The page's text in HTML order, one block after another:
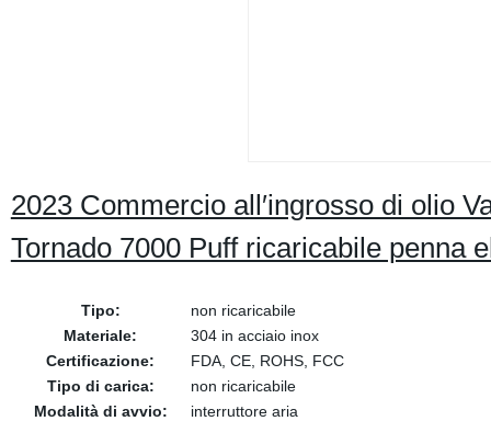
2023 Commercio all′ingrosso di olio
Tornado 7000 Puff ricaricabile penna
Tipo:
non ricaricabile
Materiale:
304 in acciaio inox
Certificazione:
FDA, CE, ROHS, FCC
Tipo di carica:
non ricaricabile
Modalità di avvio:
interruttore aria